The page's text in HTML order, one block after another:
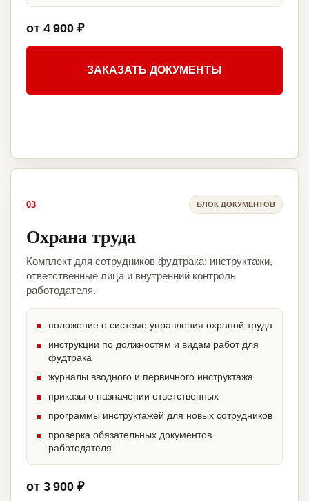
от 4 900 ₽
ЗАКАЗАТЬ ДОКУМЕНТЫ
03 БЛОК ДОКУМЕНТОВ
Охрана труда
Комплект для сотрудников фудтрака: инструктажи,
ответственные лица и внутренний контроль
работодателя.
положение о системе управления охраной труда
инструкции по должностям и видам работ для
фудтрака
журналы вводного и первичного инструктажа
приказы о назначении ответственных
программы инструктажей для новых сотрудников
проверка обязательных документов
работодателя
от 3 900 ₽